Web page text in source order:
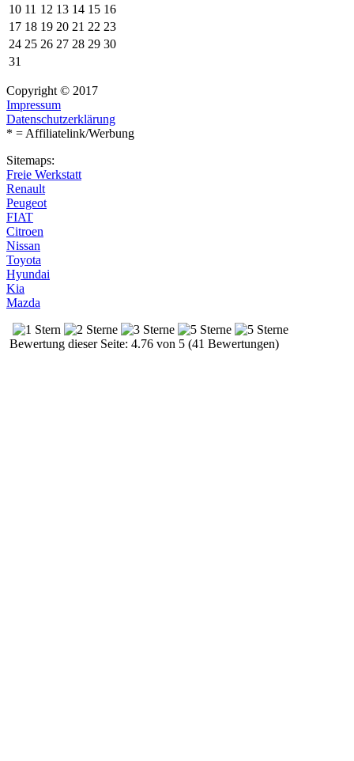
10 11 12 13 14 15 16
17 18 19 20 21 22 23
24 25 26 27 28 29 30
31
Copyright © 2017
Impressum
Datenschutzerklärung
* = Affiliatelink/Werbung
Sitemaps:
Freie Werkstatt
Renault
Peugeot
FIAT
Citroen
Nissan
Toyota
Hyundai
Kia
Mazda
Bewertung dieser Seite: 4.76 von 5 (41 Bewertungen)